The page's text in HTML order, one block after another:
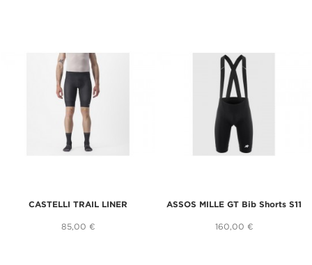
CASTELLI TRAIL LINER
85,00 €
ASSOS MILLE GT Bib Shorts S11
160,00 €